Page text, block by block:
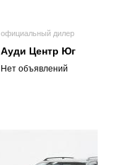
официальный дилер
Ауди Центр Юг
Нет объявлений